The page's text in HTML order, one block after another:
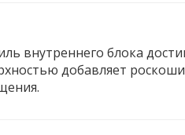
внутреннего блока
добавляет